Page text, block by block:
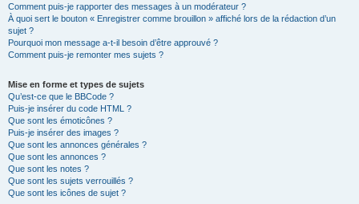
Comment puis-je rapporter des messages à un modérateur ?
À quoi sert le bouton « Enregistrer comme brouillon » affiché lors de la rédaction d’un
sujet ?
Pourquoi mon message a-t-il besoin d’être approuvé ?
Comment puis-je remonter mes sujets ?
Mise en forme et types de sujets
Qu’est-ce que le BBCode ?
Puis-je insérer du code HTML ?
Que sont les émoticônes ?
Puis-je insérer des images ?
Que sont les annonces générales ?
Que sont les annonces ?
Que sont les notes ?
Que sont les sujets verrouillés ?
Que sont les icônes de sujet ?